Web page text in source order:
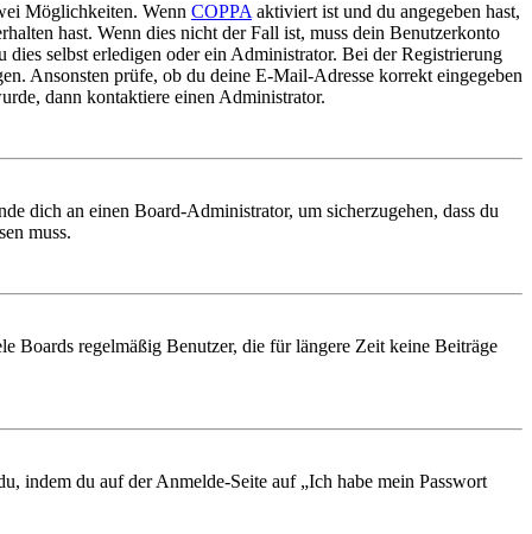
Möglichkeiten. Wenn COPPA aktiviert ist und du angegeben hast,
hast. Wenn dies nicht der Fall ist, muss dein Benutzerkonto
selbst erledigen oder ein Administrator. Bei der Registrierung
Ansonsten prüfe, ob du deine E-Mail-Adresse korrekt eingegeben
dann kontaktiere einen Administrator.
dich an einen Board-Administrator, um sicherzugehen, dass du
muss.
Boards regelmäßig Benutzer, die für längere Zeit keine Beiträge
indem du auf der Anmelde-Seite auf „Ich habe mein Passwort